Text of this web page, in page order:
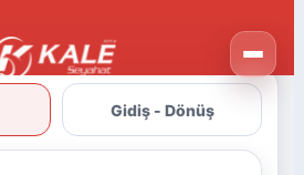
Gidiş - Dönüş